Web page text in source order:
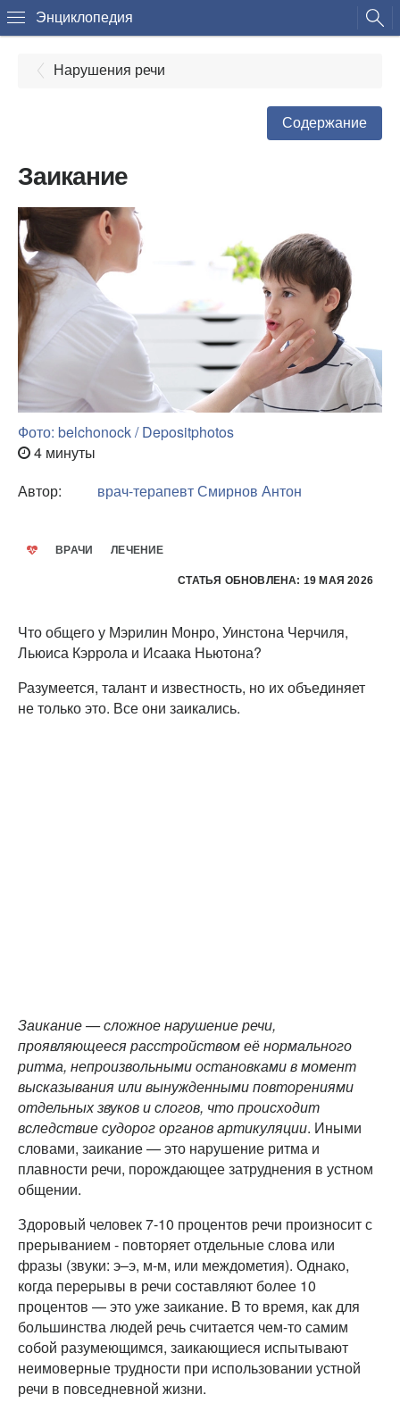
Энциклопедия
Нарушения речи
Содержание
Заикание
Фото: belchonock / Depositphotos
4 минуты
Автор:
врач-терапевтСмирнов Антон
ВРАЧИ ЛЕЧЕНИЕ
СТАТЬЯ ОБНОВЛЕНА: 19 МАЯ 2026
Что общего у Мэрилин Монро, Уинстона Черчиля,
Льюиса Кэррола и Исаака Ньютона?
Разумеется, талант и известность, но их объединяет
не только это. Все они заикались.
Заикание — сложное нарушение речи,
проявляющееся расстройством её нормального
ритма, непроизвольными остановками в момент
высказывания или вынужденными повторениями
отдельных звуков и слогов, что происходит
вследствие судорог органов артикуляции. Иными
словами, заикание — это нарушение ритма и
плавности речи, порождающее затруднения в устном
общении.
Здоровый человек 7-10 процентов речи произносит с
прерыванием - повторяет отдельные слова или
фразы (звуки: э–э, м-м, или междометия). Однако,
когда перерывы в речи составляют более 10
процентов — это уже заикание. В то время, как для
большинства людей речь считается чем-то самим
собой разумеющимся, заикающиеся испытывают
неимоверные трудности при использовании устной
речи в повседневной жизни.